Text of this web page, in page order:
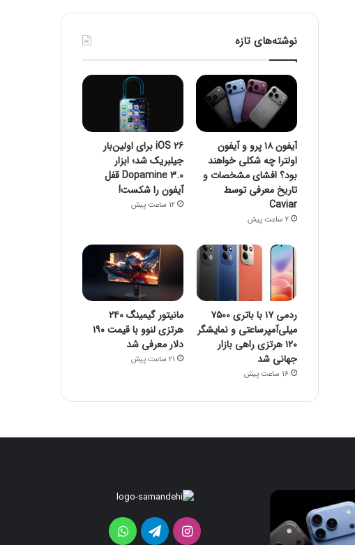
نوشته‌های تازه
آیفون ۱۸ پرو و آیفون
اولترا چه شکلی خواهند
بود؟ افشای مشخصات و
تاریخ معرفی توسط
Caviar
2 ساعت پیش
iOS 26 برای اولین‌بار
جیلبریک شد؛ ابزار
Dopamine 3.0 قفل
آیفون را شکست!
12 ساعت پیش
ردمی ۱۷ با باتری ۷۵۰۰
میلی‌آمپرساعتی و نمایشگر
۱۲۰ هرتزی راهی بازار
جهانی شد
16 ساعت پیش
مانیتور گیمینگ ۲۴۰
هرتزی لنوو با قیمت ۱۹۰
دلار معرفی شد
21 ساعت پیش
اینستاگرامتلگرام واتس